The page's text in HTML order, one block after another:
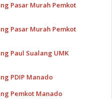
Pasar Murah Pemkot
Pasar Murah Pemkot
Paul Sualang UMK
PDIP Manado
Pemkot Manado